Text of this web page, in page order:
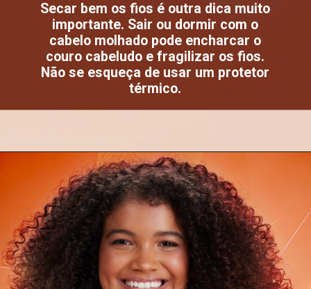
Secar bem os fios é outra dica muito
importante. Sair ou dormir com o
cabelo molhado pode encharcar o
couro cabeludo e fragilizar os fios.
Não se esqueça de usar um protetor
térmico.